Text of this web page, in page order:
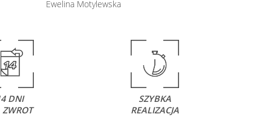
Ewelina Motylewska
DNI
SZYBKA
REALIZACJA